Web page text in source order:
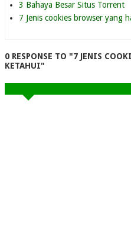
3 Bahaya Besar Situs Torrent
7 Jenis cookies browser yang
0 RESPONSE TO "7 JENIS
KETAHUI"